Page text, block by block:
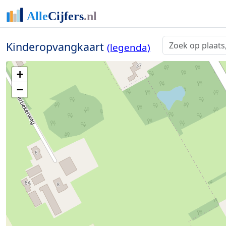
Kinderopvangkaart (legenda)
+
−